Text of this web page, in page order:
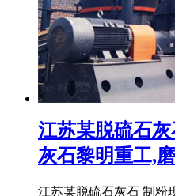
江苏某脱硫石
灰石黎明重工,
江苏某脱硫石灰石 制粉